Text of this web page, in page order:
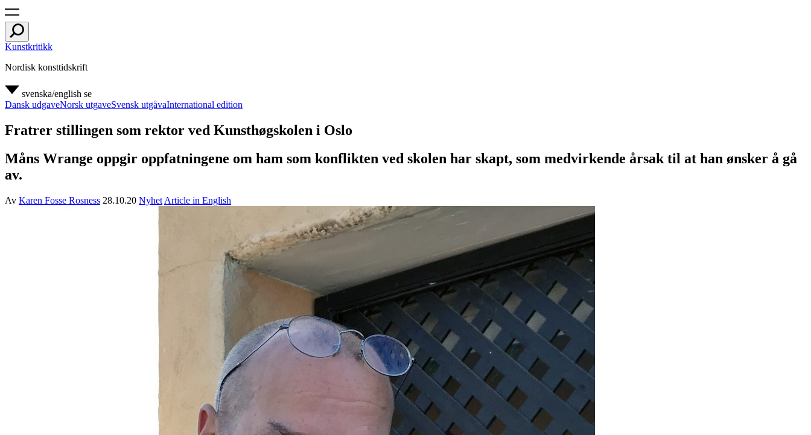
Kunstkritikk
Nordisk konsttidskrift
svenska/english se
Dansk udgaveNorsk utgaveSvensk utgåvaInternational edition
Fratrer stillingen som rektor ved Kunsthøgskolen i Oslo
Måns Wrange oppgir oppfatningene om ham som konflikten ved skolen har skapt, som medvirkende årsak til at han ønsker å gå
av.
Av Karen Fosse Rosness 28.10.20 Nyhet Article in English